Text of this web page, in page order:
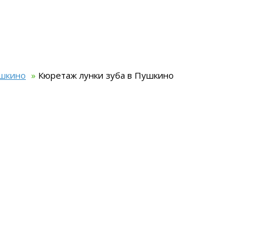
» Кюретаж лунки зуба в Пушкино